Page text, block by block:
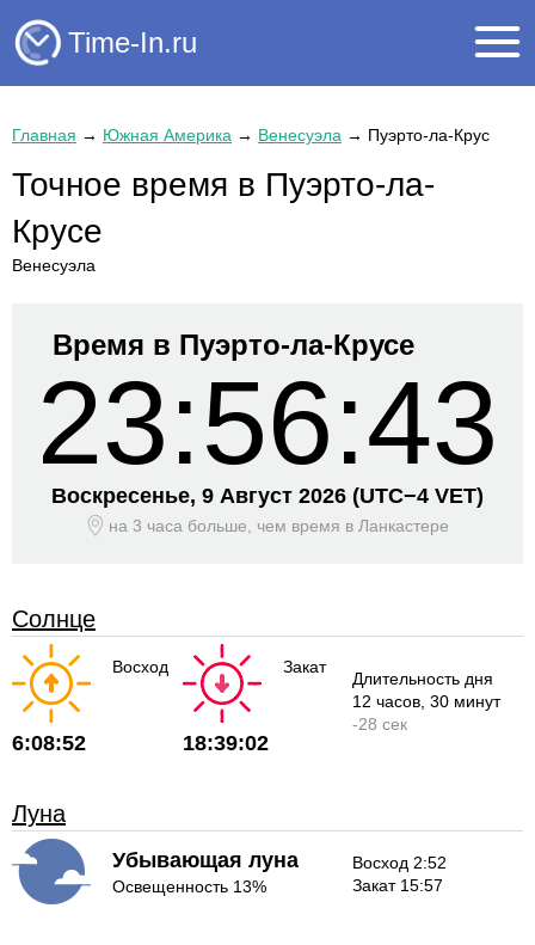
Time-In.ru
Главная → Южная Америка → Венесуэла → Пуэрто-ла-Крус
Точное время в Пуэрто-ла-
Крусе
Венесуэла
Время в Пуэрто-ла-Крусе
23:56:43
Воскресенье, 9 Август 2026 (UTC−4 VET)
на 3 часа больше, чем время в Ланкастере
Солнце
Восход
6:08:52
Закат
18:39:02
Длительность дня
12 часов , 30 минут
-28 сек
Луна
Убывающая луна
Освещенность 13%
Восход 2:52
Закат 15:57